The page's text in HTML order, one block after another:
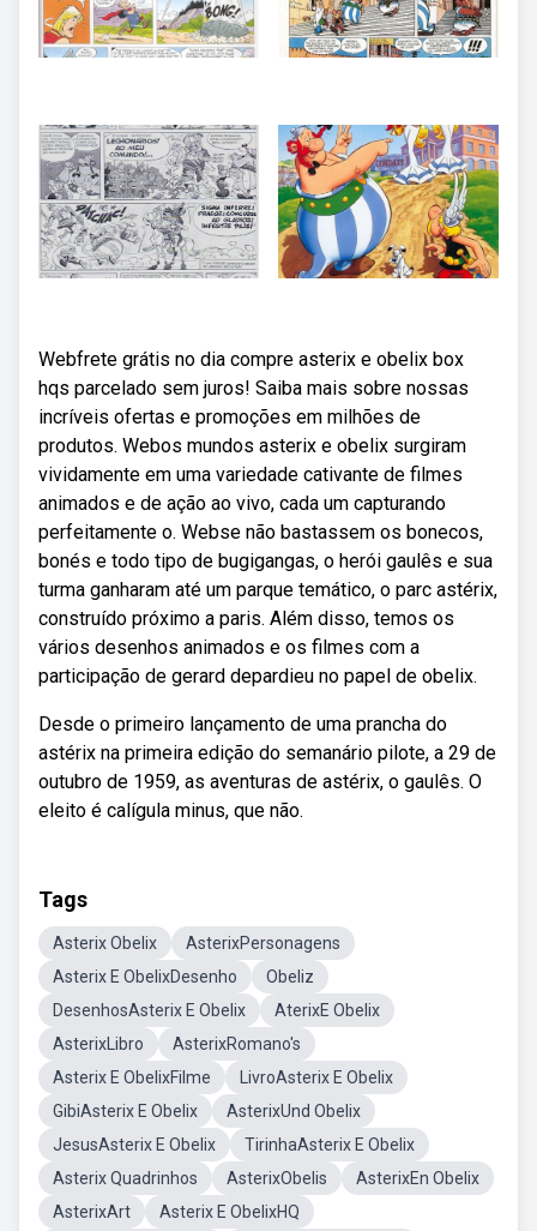
Webfrete grátis no dia compre asterix e obelix box
hqs parcelado sem juros! Saiba mais sobre nossas
incríveis ofertas e promoções em milhões de
produtos. Webos mundos asterix e obelix surgiram
vividamente em uma variedade cativante de filmes
animados e de ação ao vivo, cada um capturando
perfeitamente o. Webse não bastassem os bonecos,
bonés e todo tipo de bugigangas, o herói gaulês e sua
turma ganharam até um parque temático, o parc astérix,
construído próximo a paris. Além disso, temos os
vários desenhos animados e os filmes com a
participação de gerard depardieu no papel de obelix.
Desde o primeiro lançamento de uma prancha do
astérix na primeira edição do semanário pilote, a 29 de
outubro de 1959, as aventuras de astérix, o gaulês. O
eleito é calígula minus, que não.
Tags
Asterix Obelix
AsterixPersonagens
Asterix E ObelixDesenho
Obeliz
DesenhosAsterix E Obelix
AterixE Obelix
AsterixLibro
AsterixRomano's
Asterix E ObelixFilme
LivroAsterix E Obelix
GibiAsterix E Obelix
AsterixUnd Obelix
JesusAsterix E Obelix
TirinhaAsterix E Obelix
Asterix Quadrinhos
AsterixObelis
AsterixEn Obelix
AsterixArt
Asterix E ObelixHQ